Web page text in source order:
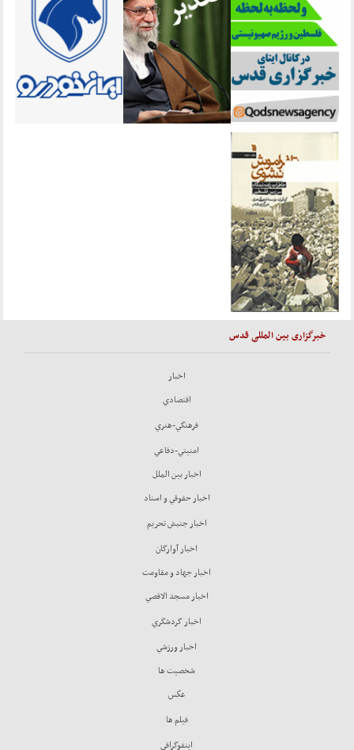
خبرگزاری بین المللی قدس
اخبار
اقتصادي
فرهنگي-هنري
امنيتي-دفاعي
اخبار بين الملل
اخبار حقوقي و اسناد
اخبار جنبش تحريم
اخبار آوارگان
اخبار جهاد و مقاومت
اخبار مسجد الاقصي
اخبار گردشگري
اخبار ورزشي
شخصيت ها
عكس
فيلم ها
اينفوگرافي